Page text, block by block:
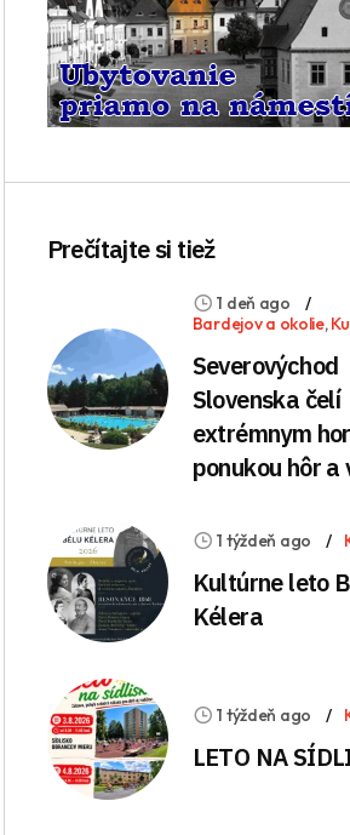
Prečítajte si tiež
1 deň ago
Bardejov a okolie,
Severovýchod
Slovenska čelí
extrémnym
ponukou hôr a
1 týždeň ago
Kultúrne leto
Kélera
1 týždeň ago
LETO NA